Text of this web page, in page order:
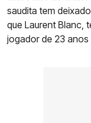
saudita tem
que Laurent Blanc,
jogador de 23